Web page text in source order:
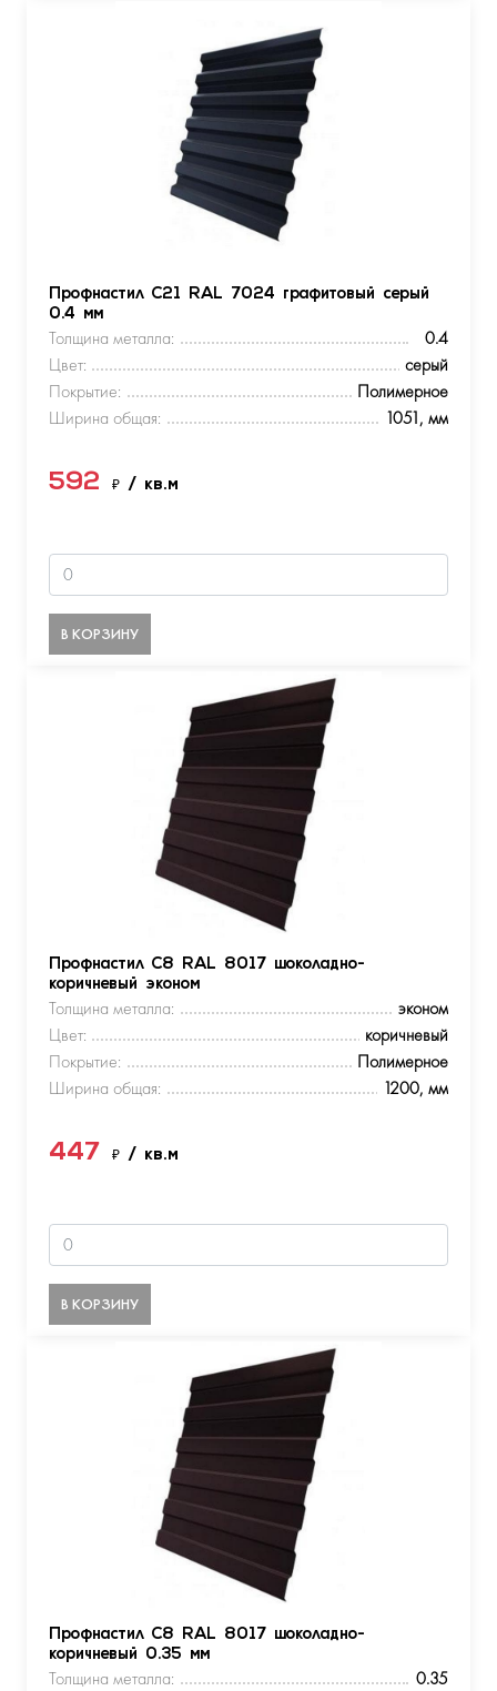
Профнастил С21 RAL 7024 графитовый серый
0.4 мм
Толщина металла:
0.4
Цвет:
серый
Покрытие:
Полимерное
Ширина общая:
1051, мм
592 ₽ / кв.м
В КОРЗИНУ
Профнастил С8 RAL 8017 шоколадно-
коричневый эконом
Толщина металла:
эконом
Цвет:
коричневый
Покрытие:
Полимерное
Ширина общая:
1200, мм
447 ₽ / кв.м
В КОРЗИНУ
Профнастил С8 RAL 8017 шоколадно-
коричневый 0.35 мм
Толщина металла:
0.35